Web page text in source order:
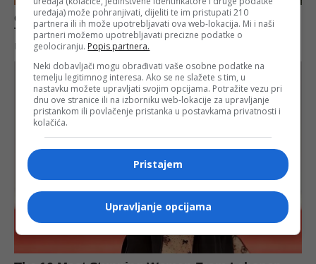
uređaja) može pohranjivati, dijeliti te im pristupati 210
partnera ili ih može upotrebljavati ova web-lokacija. Mi i naši
partneri možemo upotrebljavati precizne podatke o
geolociranju. Popis partnera.
Neki dobavljači mogu obrađivati vaše osobne podatke na
temelju legitimnog interesa. Ako se ne slažete s tim, u
nastavku možete upravljati svojim opcijama. Potražite vezu pri
dnu ove stranice ili na izborniku web-lokacije za upravljanje
pristankom ili povlačenje pristanka u postavkama privatnosti i
kolačića.
Pristajem
Upravljanje opcijama